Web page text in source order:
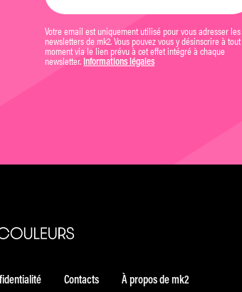
Votre email est uniquement utilisé pour vous adresser les
newsletters de mk2. Vous pouvez vous y désinscrire à tout
moment via le lien prévu à cet effet intégré à chaque
newsletter. Informations légales
Contacts À propos de mk2